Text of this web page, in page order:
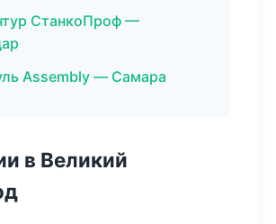
СтанкоПроф —
Assembly — Самара
в Великий